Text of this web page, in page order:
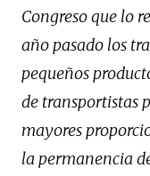
Congreso que lo
año pasado los
pequeños
de transportistas
mayores
la permanencia